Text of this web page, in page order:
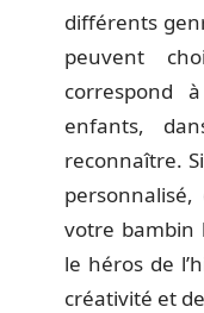
différents
peuvent
correspond
enfants,
reconnaître.
votre bambin
le héros de
créativité et